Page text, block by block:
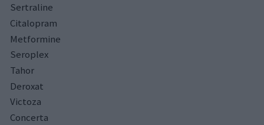
Sertraline
Citalopram
Metformine
Seroplex
Tahor
Deroxat
Victoza
Concerta